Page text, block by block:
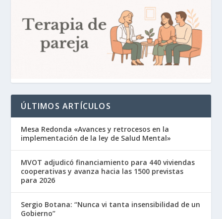
ÚLTIMOS ARTÍCULOS
Mesa Redonda «Avances y retrocesos en la
implementación de la ley de Salud Mental»
MVOT adjudicó financiamiento para 440 viviendas
cooperativas y avanza hacia las 1500 previstas
para 2026
Sergio Botana: “Nunca vi tanta insensibilidad de un
Gobierno”